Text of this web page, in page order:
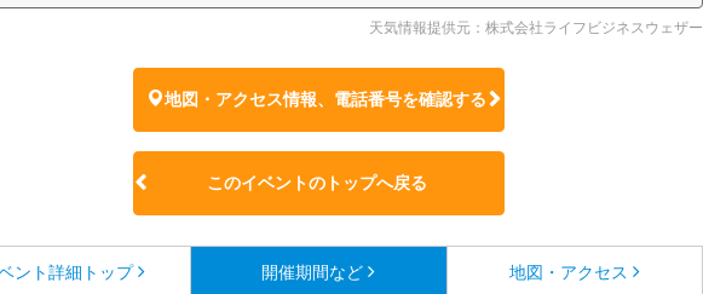
天気情報提供元：株式会社ライフビジネスウェザー
地図・アクセス情報、電話番号を確認する
このイベントのトップへ戻る
ント詳細 トップ 開催期間など 地図・アクセス